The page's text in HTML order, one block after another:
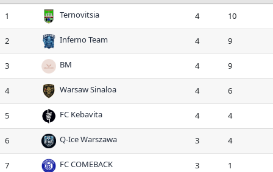
1 Ternovitsia 4 10
2 Inferno Team 4 9
3 BM 4 9
4 Warsaw Sinaloa 4 6
5 FC Kebavita 4 4
6 Q-Ice Warszawa 3 4
7 FC COMEBACK 3 1